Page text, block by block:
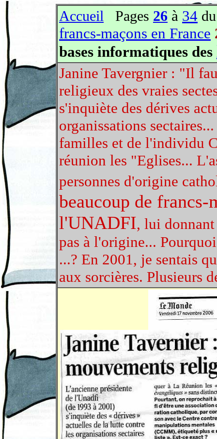
Accueil Pages 26 à 34
francs-maçons en France
bases informatiques des
Janine Tavergnier : "Il
religieux des vraies
s'inquiète des dérives
organissations
familles et de l'individu
réunion les "Eglises...
personnes d'origine
beaucoup de francs-
l'UNADFI, lui
pas à l'origine...
...? En 2001, je sentais
aux sorcières. Plusieurs